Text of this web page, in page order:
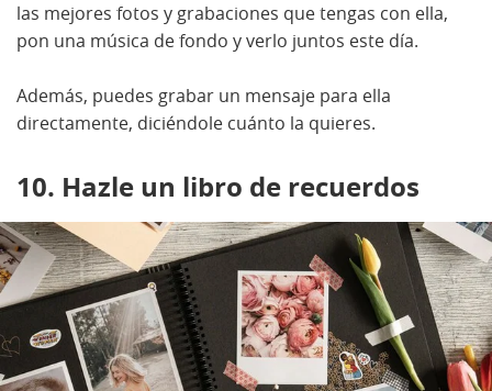
las mejores fotos y grabaciones que tengas con ella,
pon una música de fondo y verlo juntos este día.
Además, puedes grabar un mensaje para ella
directamente, diciéndole cuánto la quieres.
10. Hazle un libro de recuerdos